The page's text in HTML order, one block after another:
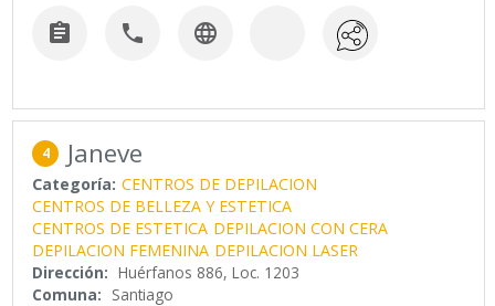
  
4 Janeve
Categoría: CENTROS DE DEPILACION
CENTROS DE BELLEZA Y ESTETICA
CENTROS DE ESTETICA DEPILACION CON CERA
DEPILACION FEMENINA DEPILACION LASER
Dirección: Huérfanos 886, Loc. 1203
Comuna: Santiago